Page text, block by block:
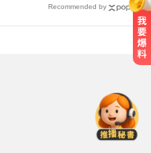
Recommended by